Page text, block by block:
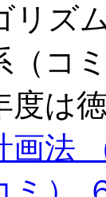
リズ
（コ
度は
画法